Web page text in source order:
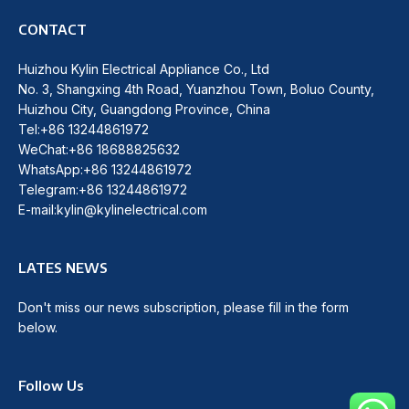
CONTACT
Huizhou Kylin Electrical Appliance Co., Ltd
No. 3, Shangxing 4th Road, Yuanzhou Town, Boluo County,
Huizhou City, Guangdong Province, China
Tel:+86 13244861972
WeChat:+86 18688825632
WhatsApp:+86 13244861972
Telegram:+86 13244861972
E-mail:kylin@kylinelectrical.com
LATES NEWS
Don't miss our news subscription, please fill in the form
below.
Follow Us